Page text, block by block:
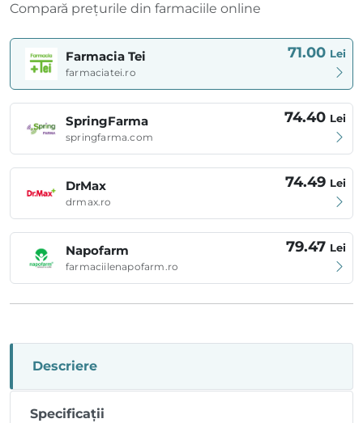
Compară prețurile din farmaciile online
Farmacia Tei
farmaciatei.ro
71.00 Lei
SpringFarma
springfarma.com
74.40 Lei
DrMax
drmax.ro
74.49 Lei
Napofarm
farmaciilenapofarm.ro
79.47 Lei
Descriere
Specificații